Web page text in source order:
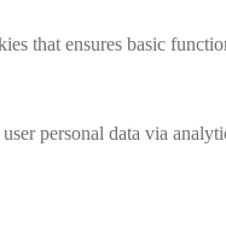
that ensures basic
personal data via